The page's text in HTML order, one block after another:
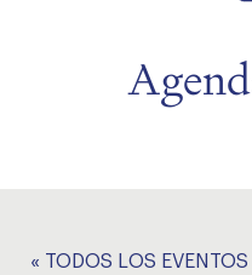
« TODOS LOS EVENTOS